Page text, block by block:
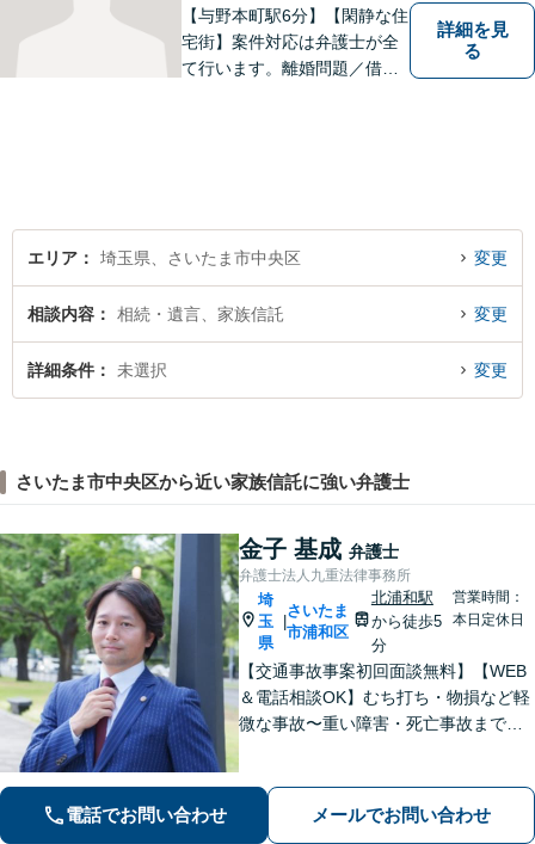
【与野本町駅6分】【閑静な住
宅街】案件対応は弁護士が全
て行います。離婚問題／借
以上】【初回相談30分無料】
詳細を見
る
エリア 埼玉県、さいたま市中央区 変更
相談内容 相続・遺言、家族信託 変更
詳細条件 未選択 変更
さいたま市中央区から近い家族信託に強い弁護士
金子 基成 弁護士
弁護士法人九重法律事務所
埼
玉
県
さいたま
市浦和区
北浦和駅
から徒歩5
分
営業時間：
本日定休日
【交通事故事案初回面談無料】【WEB
＆電話相談OK】むち打ち・物損など軽
微な事故〜重い障害・死亡事故まで、
解決まで全て弁護士が対応し、負担を
軽減します【北浦和駅7分】
電話でお問い合わせ メールでお問い合わせ